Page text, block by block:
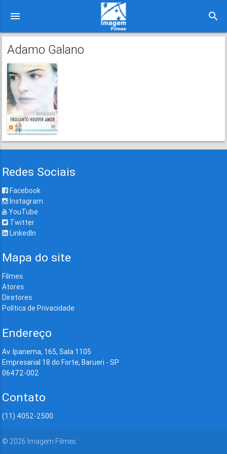
menu search
Adamo Galano
Redes Sociais
Facebook
Instagram
YouTube
Twitter
LinkedIn
Mapa do site
Filmes
Atores
Diretores
Política de Privacidade
Endereço
Av. Ipanema, 165, Sala 1105
Empresarial 18 do Forte, Barueri - SP
06472-002
Contato
(11) 4052-2500
© 2026 Imagem Filmes